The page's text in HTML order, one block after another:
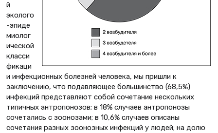
й
эколого
-эпиде
миолог
ической
класси
фикаци
и инфекционных болезней человека, мы пришли к
заключению, что подавляющее большинство (68,5%)
инфекций представляют собой сочетание нескольких
типичных антропонозов; в 18% случаев антропонозы
сочетались с зоонозами; в 10,6% случаев описаны
сочетания разных зоонозных инфекций у людей; на долю